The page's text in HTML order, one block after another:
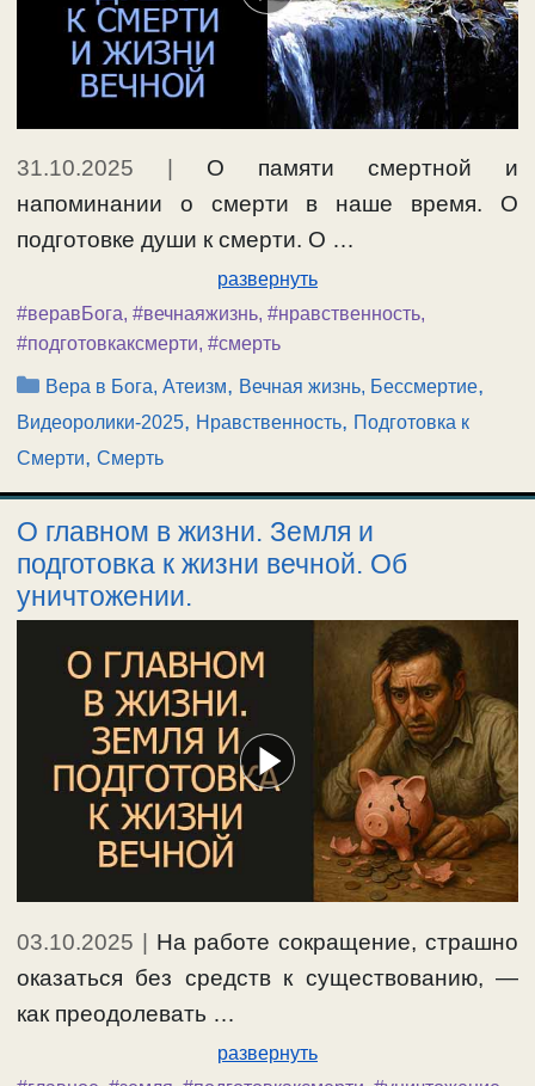
31.10.2025
О памяти смертной и
напоминании о смерти в наше время. О
подготовке души к смерти. О …
развернуть
#веравБога, #вечнаяжизнь, #нравственность,
#подготовкаксмерти, #смерть
Рубрики
Вера в Бога, Атеизм, Вечная жизнь, Бессмертие,
Видеоролики-2025, Нравственность, Подготовка к
Смерти, Смерть
О главном в жизни. Земля и
подготовка к жизни вечной. Об
уничтожении.
03.10.2025
На работе сокращение, страшно
оказаться без средств к существованию, —
как преодолевать …
развернуть